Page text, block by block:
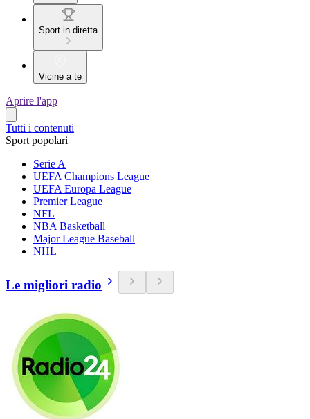
Sport in diretta
Vicine a te
Aprire l'app
Tutti i contenuti
Sport popolari
Serie A
UEFA Champions League
UEFA Europa League
Premier League
NFL
NBA Basketball
Major League Baseball
NHL
Le migliori radio